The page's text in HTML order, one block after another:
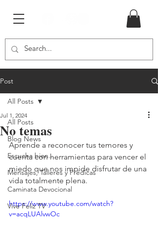
Post
All Posts
Blog News
Escucha bien...
Mensajes, Talleres y Prédicas
Caminata Devocional
Vive Feliz TV
All Posts
No temas
Jul 1, 2024
Aprende a reconocer tus temores y
cuenta con herramientas para vencer el
miedo que nos impide disfrutar de una
vida totalmente plena.
https://www.youtube.com/watch?
v=acqLUAlvwOc